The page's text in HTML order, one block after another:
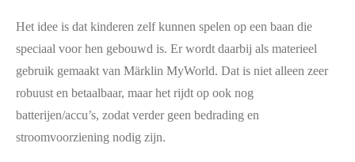
Het idee is dat kinderen zelf kunnen spelen op een baan die
speciaal voor hen gebouwd is. Er wordt daarbij als materieel
gebruik gemaakt van Märklin MyWorld. Dat is niet alleen zeer
robuust en betaalbaar, maar het rijdt op ook nog
batterijen/accu’s, zodat verder geen bedrading en
stroomvoorziening nodig zijn.